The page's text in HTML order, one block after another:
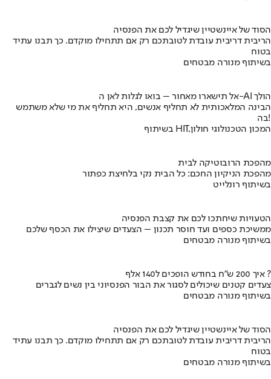
הסוד של איינשטיין שיגדיל לכם את הפנסיה
הריבית דריבית עובדת לטובתכם רק אם תתחילו מוקדם. כך תבנו עתיד
בטוח
בשיתוף מנורה מבטחים
אל תישארו מאחור – בואו לגלות לאן ה-AI הולך
הבינה המלאכותית לא תחליף אנשים, היא תחליף את מי שלא משתמש
בה!
בשיתוף HIT,המכון הטכנולוגי חולון
מהפכת הרובוטיקה לבית
מהפכת הניקיון החכם: כל הבית נקי בלחיצת כפתור
בשיתוף רונלייט
הטעויות שיחתכו לכם את קצבת הפנסיה
ממשיכת כספים ועד חוסר תכנון – הצעדים שיצילו את הכסף שלכם
בשיתוף מנורה מבטחים
איך 200 ש"ח בחודש הופכים ל140 אלף ?
צעדים קטנים שיכולים לסגור את הבור הפנסיוני בין נשים לגברים
בשיתוף מנורה מבטחים
הסוד של איינשטיין שיגדיל לכם את הפנסיה
הריבית דריבית עובדת לטובתכם רק אם תתחילו מוקדם. כך תבנו עתיד
בטוח
בשיתוף מנורה מבטחים